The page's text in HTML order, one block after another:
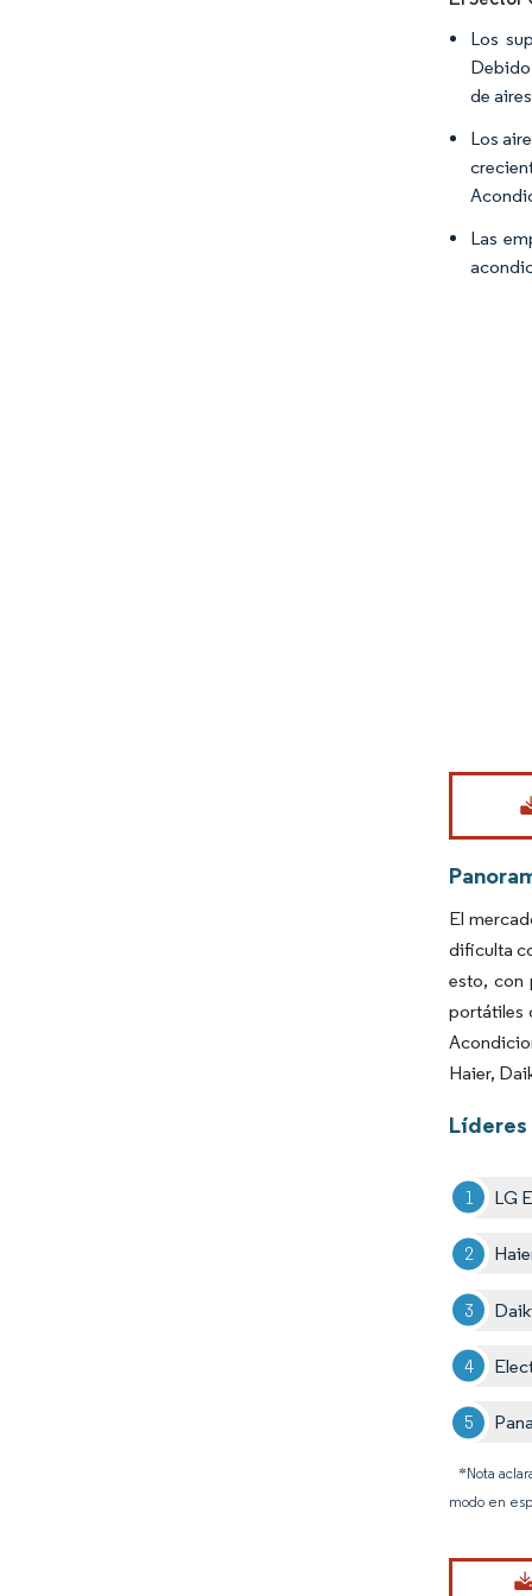
Los
de
Los
Las
Imagen ©
El
dificulta
esto, con
portátiles
Haier,
Líderes
LG
*Nota
modo en